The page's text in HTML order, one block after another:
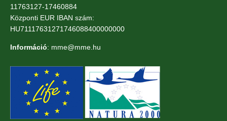
11763127-17460884
Központi EUR IBAN szám:
HU71117631271746088400000000
Információ: mme@mme.hu